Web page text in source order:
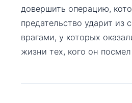
довершить операцию,
предательство ударит из
врагами, у которых
жизни тех, кого он